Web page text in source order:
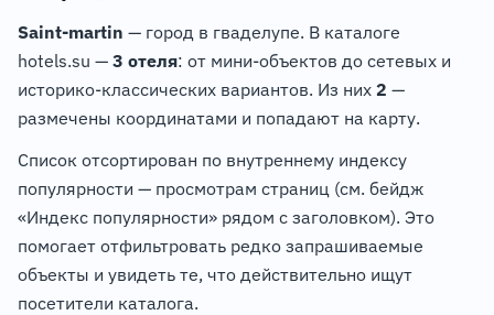
Saint-martin — город в гваделупе. В каталоге
hotels.su — 3 отеля: от мини-объектов до сетевых и
историко-классических вариантов. Из них 2 —
размечены координатами и попадают на карту.
Список отсортирован по внутреннему индексу
популярности — просмотрам страниц (см. бейдж
«Индекс популярности» рядом с заголовком). Это
помогает отфильтровать редко запрашиваемые
объекты и увидеть те, что действительно ищут
посетители каталога.